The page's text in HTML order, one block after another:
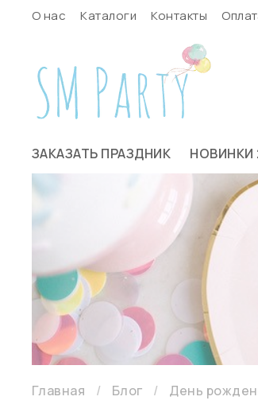
О нас Каталоги Контакты
ЗАКАЗАТЬ ПРАЗДНИК НОВИНКИ
Главная Блог День